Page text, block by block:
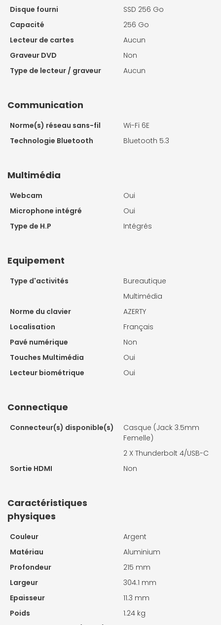
Disque fourni
SSD 256 Go
Capacité
256 Go
Lecteur de cartes
Aucun
Graveur DVD
Non
Type de lecteur / graveur
Aucun
Communication
Norme(s) réseau sans-fil
Wi-Fi 6E
Technologie Bluetooth
Bluetooth 5.3
Multimédia
Webcam
Oui
Microphone intégré
Oui
Type de H.P
Intégrés
Equipement
Type d'activités
Bureautique
Multimédia
Norme du clavier
AZERTY
Localisation
Français
Pavé numérique
Non
Touches Multimédia
Oui
Lecteur biométrique
Oui
Connectique
Connecteur(s) disponible(s)
Casque (Jack 3.5mm
Femelle)
2 X Thunderbolt 4/USB-C
Sortie HDMI
Non
Caractéristiques
physiques
Couleur
Argent
Matériau
Aluminium
Profondeur
215 mm
Largeur
304.1 mm
Epaisseur
11.3 mm
Poids
1.24 kg